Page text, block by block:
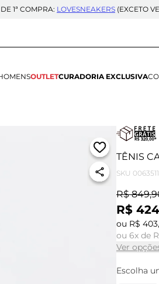
1ª COMPRA: LOVESNEAKERS (EXCETO
OUTLETCURADORIA EXCLUSIVA
TÊNIS
SKU
R$
R$
ou R$
ou 6x de
Ver
Escolha